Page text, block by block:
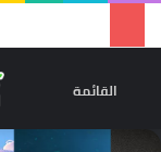
القائمة